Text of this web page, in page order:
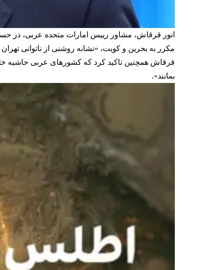
انور قرقاش، مشاور رییس امارات متحده عربی،
مکرر به بحرین و کویت، «نشانه روشنی از ناتوانی
قرقاش همچنین تاکید کرد که کشورهای عربی حاشیه
بمانند».